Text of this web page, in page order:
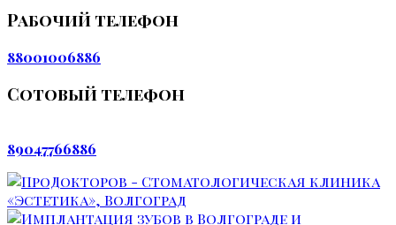
Рабочий телефон
88001006886
Сотовый телефон
89047766886